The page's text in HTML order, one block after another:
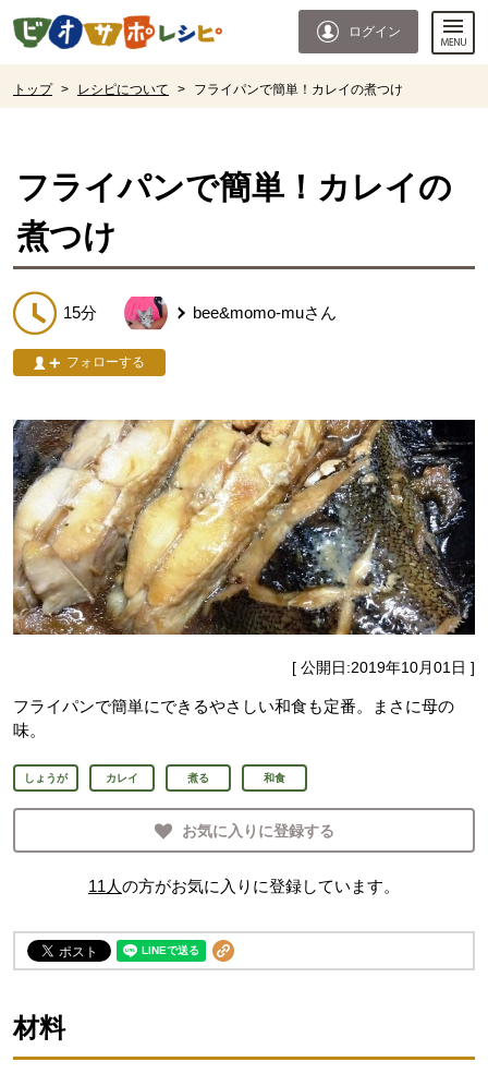
ページの先頭です。
ログイン
トップ > レシピについて > フライパンで簡単！カレイの煮つけ
フライパンで簡単！カレイの
煮つけ
15分 bee&momo-muさん
フォローする
[ 公開日:2019年10月01日 ]
フライパンで簡単にできるやさしい和食も定番。まさに母の
味。
しょうが カレイ 煮る 和食
お気に入りに登録する
11 人の方がお気に入りに登録しています。
材料